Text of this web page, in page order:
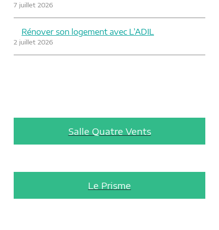
7 juillet 2026
Rénover son logement avec L’ADIL
2 juillet 2026
Salle Quatre Vents
Le Prisme